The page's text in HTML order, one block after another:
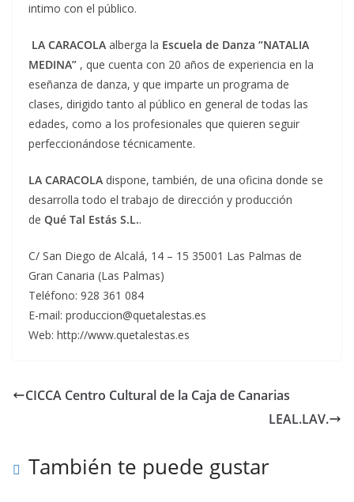
intimo con el público.
LA CARACOLA alberga la Escuela de Danza “NATALIA
MEDINA” , que cuenta con 20 años de experiencia en la
eseñanza de danza, y que imparte un programa de
clases, dirigido tanto al público en general de todas las
edades, como a los profesionales que quieren seguir
perfeccionándose técnicamente.
LA CARACOLA dispone, también, de una oficina donde se
desarrolla todo el trabajo de dirección y producción
de Qué Tal Estás S.L..
C/ San Diego de Alcalá, 14 – 15 35001 Las Palmas de
Gran Canaria (Las Palmas)
Teléfono: 928 361 084
E-mail: produccion@quetalestas.es
Web: http://www.quetalestas.es
CICCA Centro Cultural de la Caja de Canarias
LEAL.LAV.
También te puede gustar